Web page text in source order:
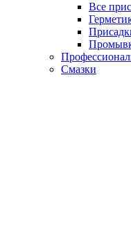
Все
Смазки